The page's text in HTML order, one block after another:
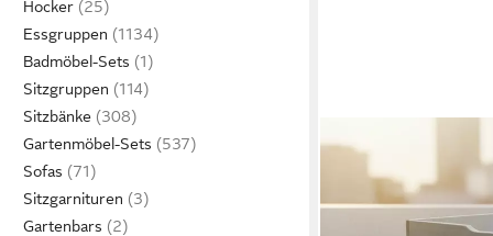
Hocker
Essgruppen
Badmöbel-Sets
Sitzgruppen
Sitzbänke
Gartenmöbel-Sets
Sofas
Sitzgarnituren
Gartenbars